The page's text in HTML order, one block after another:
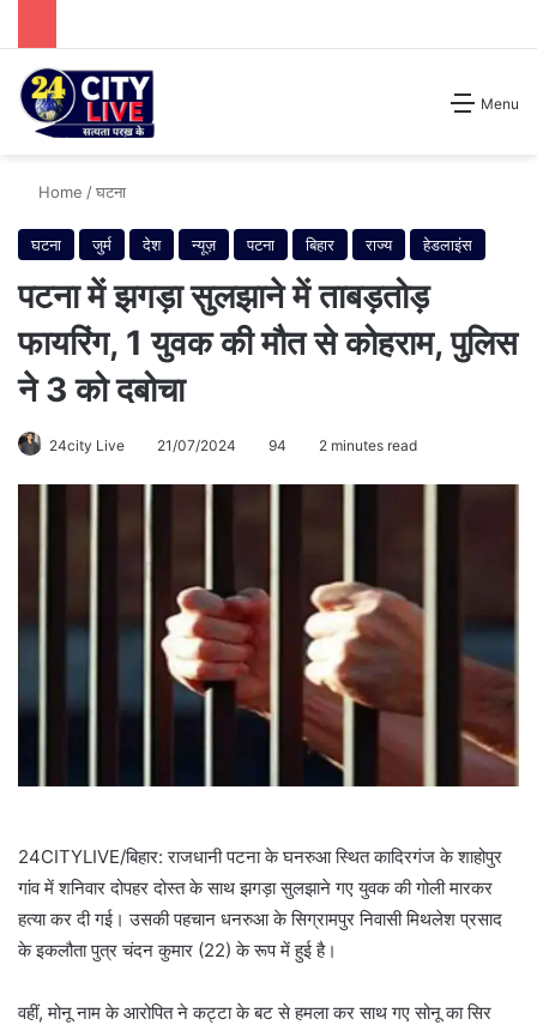
Menu
Search for
Home /घटना
घटना जुर्म देश न्यूज़ पटना बिहार राज्य हेडलाइंस
पटना में झगड़ा सुलझाने में ताबड़तोड़
फायरिंग, 1 युवक की मौत से कोहराम, पुलिस
ने 3 को दबोचा
24city Live 21/07/2024 94 2 minutes read
24CITYLIVE/बिहार: राजधानी पटना के घनरुआ स्थित कादिरगंज के शाहोपुर
गांव में शनिवार दोपहर दोस्त के साथ झगड़ा सुलझाने गए युवक की गोली मारकर
हत्या कर दी गई। उसकी पहचान धनरुआ के सिग्रामपुर निवासी मिथलेश प्रसाद
के इकलौता पुत्र चंदन कुमार (22) के रूप में हुई है।
वहीं, मोनू नाम के आरोपित ने कट्टा के बट से हमला कर साथ गए सोनू का सिर